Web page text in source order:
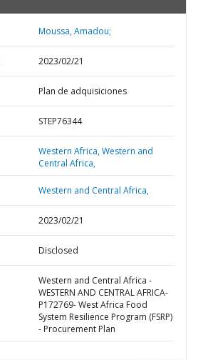
Moussa, Amadou;
2023/02/21
Plan de adquisiciones
STEP76344
Western Africa,Western and
Central Africa,
Western and Central Africa,
2023/02/21
Disclosed
Western and Central Africa -
WESTERN AND CENTRAL AFRICA-
P172769- West Africa Food
System Resilience Program (FSRP)
- Procurement Plan